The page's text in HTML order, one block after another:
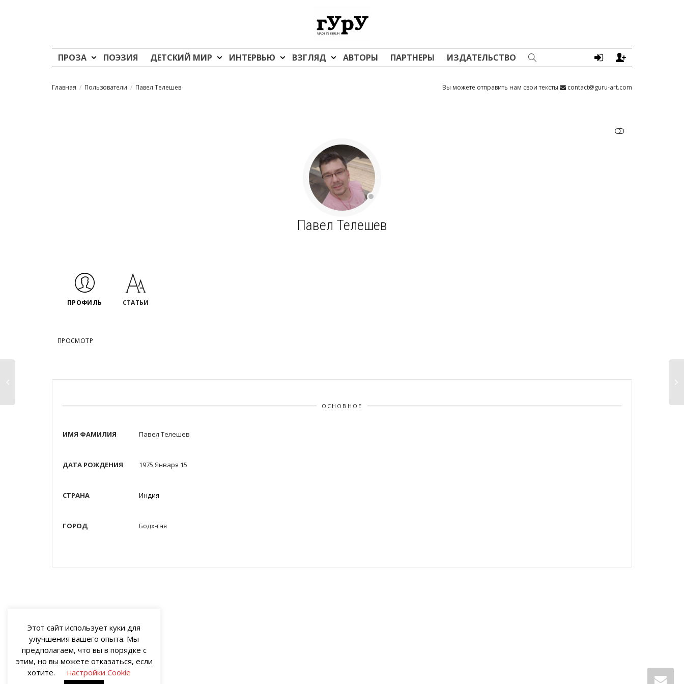
ПРОЗА ПОЭЗИЯ ДЕТСКИЙ МИР ИНТЕРВЬЮ ВЗГЛЯД АВТОРЫ ПАРТНЕРЫ ИЗДАТЕЛЬСТВО
Главная Пользователи Павел Телешев Вы можете отправить нам свои тексты contact@guru-art.com
Павел Телешев
ПРОФИЛЬ СТАТЬИ
ПРОСМОТР
ОСНОВНОЕ
ИМЯ ФАМИЛИЯ Павел Телешев
ДАТА РОЖДЕНИЯ 1975 Января 15
СТРАНА Индия
ГОРОД Бодх-гая
Этот сайт использует куки для
улучшения вашего опыта. Мы
предполагаем, что вы в порядке с
этим, но вы можете отказаться, если
хотите.
настройки Cookie